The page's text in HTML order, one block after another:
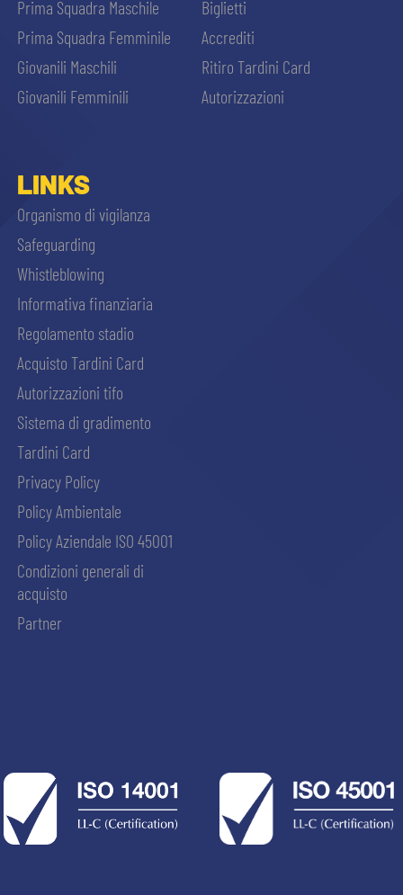
Prima Squadra Maschile
Prima Squadra Femminile
Giovanili Maschili
Giovanili Femminili
Biglietti
Accrediti
Ritiro Tardini Card
Autorizzazioni
LINKS
Organismo di vigilanza
Safeguarding
Whistleblowing
Informativa finanziaria
Regolamento stadio
Acquisto Tardini Card
Autorizzazioni tifo
Sistema di gradimento
Tardini Card
Privacy Policy
Policy Ambientale
Policy Aziendale ISO 45001
Condizioni generali di
acquisto
Partner